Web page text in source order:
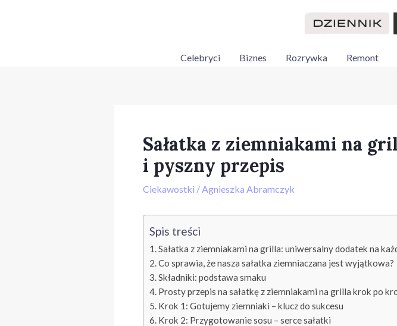
Celebryci
Biznes Rozrywka Remont
Sałatka z ziemniakami na
i pyszny przepis
Ciekawostki /Agnieszka Abramczyk
Spis treści
Sałatka z ziemniakami na grilla: uniwersalny dodatek na
Co sprawia, że nasza sałatka ziemniaczana jest wyjątkowa?
Składniki: podstawa smaku
Prosty przepis na sałatkę z ziemniakami na grilla krok po
Krok 1: Gotujemy ziemniaki – klucz do sukcesu
Krok 2: Przygotowanie sosu – serce sałatki